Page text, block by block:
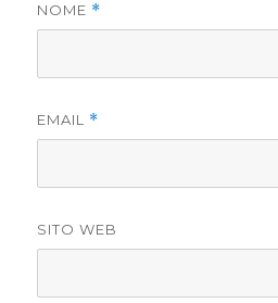
NOME *
EMAIL *
SITO WEB